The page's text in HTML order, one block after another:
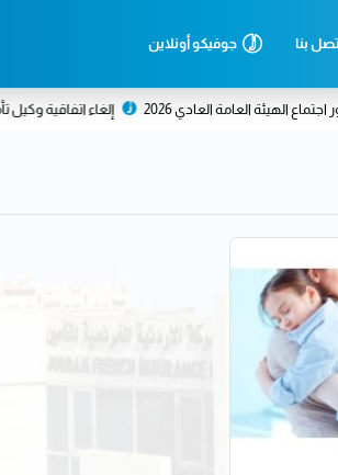
بنا جوفيكو أونلاين
الهيئة العامة العادي 2026 إلغاء اتفاقية وكيل تأمين